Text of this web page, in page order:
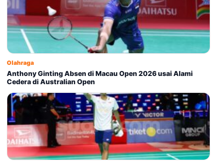
Olahraga
Anthony Ginting Absen di Macau Open 2026 usai Alami
Cedera di Australian Open